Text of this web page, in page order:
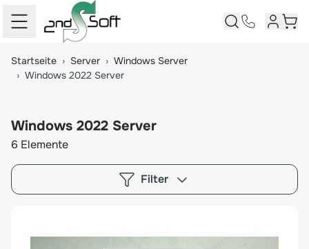
Startseite › Server › Windows Server
› Windows 2022 Server
Filter
Windows 2022 Server
6 Elemente